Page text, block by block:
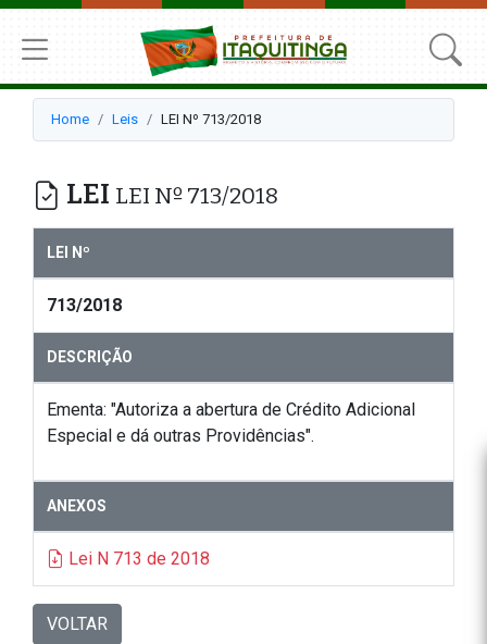
Home Leis LEI Nº 713/2018
LEI LEI Nº 713/2018
LEI Nº
713/2018
DESCRIÇÃO
Ementa: "Autoriza a abertura de Crédito Adicional
Especial e dá outras Providências".
ANEXOS
Lei N 713 de 2018
VOLTAR